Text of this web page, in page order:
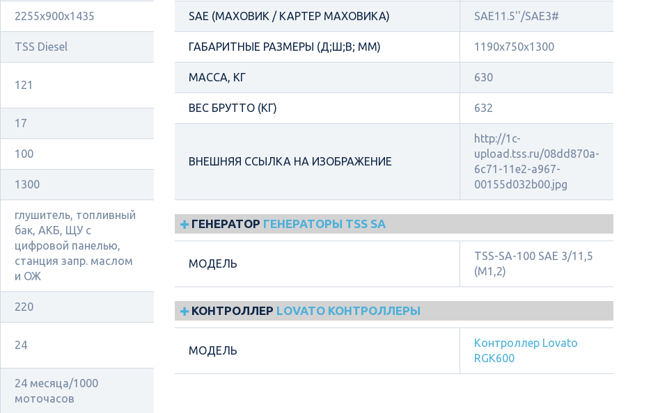
2255x900x1435
TSS Diesel
121
17
100
1300
глушитель, топливный
бак, АКБ, ЩУ с
цифровой панелью,
станция запр. маслом
и ОЖ
220
24
24 месяца/1000
моточасов
SAE (МАХОВИК / КАРТЕР МАХОВИКА) SAE11.5''/SAE3#
ГАБАРИТНЫЕ РАЗМЕРЫ (Д;Ш;В; ММ) 1190x750x1300
МАССА, КГ 630
ВЕС БРУТТО (КГ) 632
ВНЕШНЯЯ ССЫЛКА НА ИЗОБРАЖЕНИЕ
http://1c-
upload.tss.ru/08dd870a-
6c71-11e2-a967-
00155d032b00.jpg
ГЕНЕРАТОР ГЕНЕРАТОРЫ TSS SA
МОДЕЛЬ
TSS-SA-100 SAE 3/11,5
(М1,2)
КОНТРОЛЛЕР LOVATO КОНТРОЛЛЕРЫ
МОДЕЛЬ
Контроллер Lovato
RGK600